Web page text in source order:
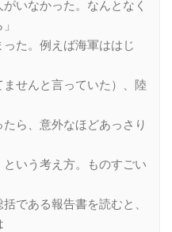
いなかった。なんとなく
た。例えば海軍ははじ
せんと言っていた）、陸
ら、意外なほどあっさり
いう考え方。ものすごい
である報告書を読むと、